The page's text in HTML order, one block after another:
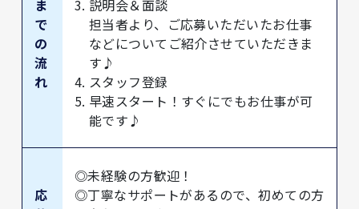
ま
で
の
流
れ
説明会＆面談
担当者より、ご応募いただいたお仕事
などについてご紹介させていただきま
す♪
スタッフ登録
早速スタート！すぐにでもお仕事が可
能です♪
応
◎未経験の方歓迎！
◎丁寧なサポートがあるので、初めての方